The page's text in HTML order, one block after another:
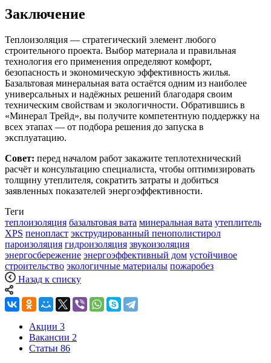
Заключение
Теплоизоляция — стратегический элемент любого
строительного проекта. Выбор материала и правильная
технология его применения определяют комфорт,
безопасность и экономическую эффективность жилья.
Базальтовая минеральная вата остаётся одним из наиболее
универсальных и надёжных решений благодаря своим
техническим свойствам и экологичности. Обратившись в
«Минерал Трейд», вы получите компетентную поддержку на
всех этапах — от подбора решения до запуска в
эксплуатацию.
Совет: перед началом работ закажите теплотехнический
расчёт и консультацию специалиста, чтобы оптимизировать
толщину утеплителя, сократить затраты и добиться
заявленных показателей энергоэффективности.
Теги
теплоизоляция базальтовая вата минеральная вата утеплитель
XPS пенопласт экструдированный пенополистирол
пароизоляция гидроизоляция звукоизоляция
энергосбережение энергоэффективный дом устойчивое
строительство экологичные материалы пожаробез
Назад к списку
Акции 3
Вакансии 2
Статьи 86